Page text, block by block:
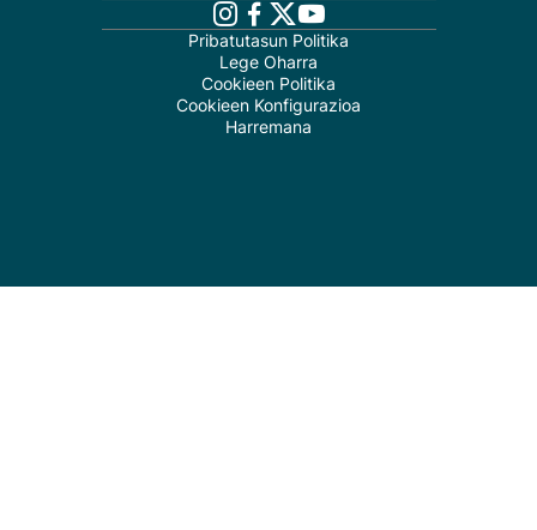
Pribatutasun Politika
Lege Oharra
Cookieen Politika
Cookieen Konfigurazioa
Harremana